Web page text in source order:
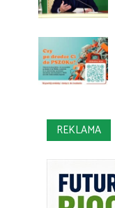
REKLAMA